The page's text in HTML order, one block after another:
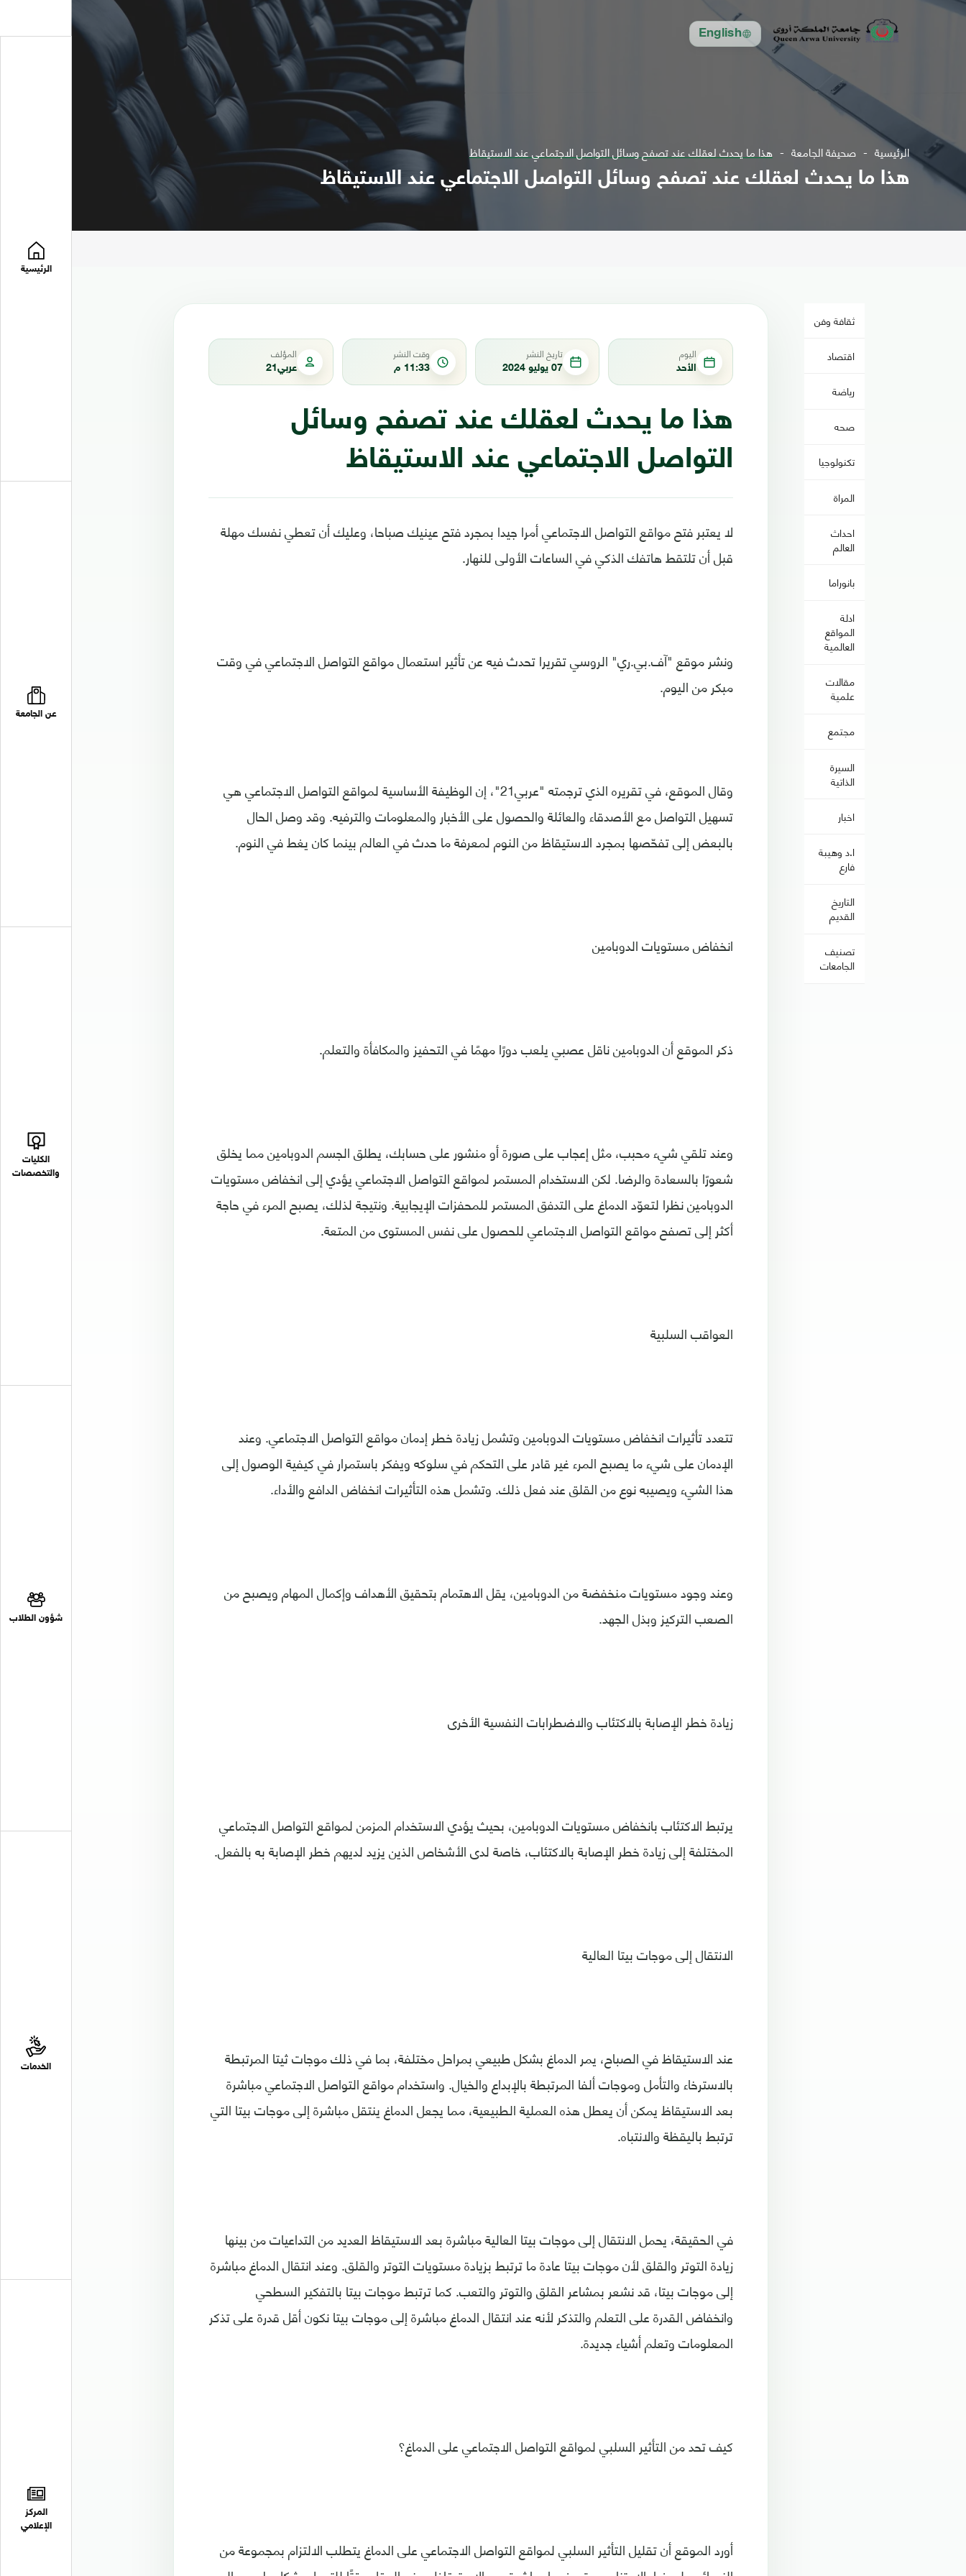
English
الرئيسية
عن الجامعة
الكليات
والتخصصات
شؤون الطلاب
الخدمات
المركز
الإعلامي
الرئيسية صحيفة الجامعة هذا ما يحدث لعقلك عند تصفح وسائل التواصل الاجتماعي عند الاستيقاظ
هذا ما يحدث لعقلك عند تصفح وسائل التواصل الاجتماعي عند الاستيقاظ
ثقافة وفن
اقتصاد
رياضة
صحه
تكنولوجيا
المراة
احداث
العالم
بانوراما
ادلة
المواقع
العالمية
مقالات
علمية
مجتمع
السيرة
الذاتية
اخبار
ا.د وهيبة
فارع
التاريخ
القديم
تصنيف
الجامعات
اليوم
الأحد
تاريخ النشر
07 يوليو 2024
وقت النشر
11:33 م
المؤلف
عربي21
هذا ما يحدث لعقلك عند تصفح وسائل
التواصل الاجتماعي عند الاستيقاظ
لا يعتبر فتح مواقع التواصل الاجتماعي أمرا جيدا بمجرد فتح عينيك صباحا، وعليك أن تعطي نفسك مهلة
قبل أن تلتقط هاتفك الذكي في الساعات الأولى للنهار.
ونشر موقع "آف.بي.ري" الروسي تقريرا تحدث فيه عن تأثير استعمال مواقع التواصل الاجتماعي في وقت
مبكر من اليوم.
وقال الموقع، في تقريره الذي ترجمته "عربي21"، إن الوظيفة الأساسية لمواقع التواصل الاجتماعي هي
تسهيل التواصل مع الأصدقاء والعائلة والحصول على الأخبار والمعلومات والترفيه. وقد وصل الحال
بالبعض إلى تفحّصها بمجرد الاستيقاظ من النوم لمعرفة ما حدث في العالم بينما كان يغط في النوم.
انخفاض مستويات الدوبامين
ذكر الموقع أن الدوبامين ناقل عصبي يلعب دورًا مهمًا في التحفيز والمكافأة والتعلم.
وعند تلقي شيء محبب، مثل إعجاب على صورة أو منشور على حسابك، يطلق الجسم الدوبامين مما يخلق
شعورًا بالسعادة والرضا. لكن الاستخدام المستمر لمواقع التواصل الاجتماعي يؤدي إلى انخفاض مستويات
الدوبامين نظرا لتعوّد الدماغ على التدفق المستمر للمحفزات الإيجابية. ونتيجة لذلك، يصبح المرء في حاجة
أكثر إلى تصفح مواقع التواصل الاجتماعي للحصول على نفس المستوى من المتعة.
العواقب السلبية
تتعدد تأثيرات انخفاض مستويات الدوبامين وتشمل زيادة خطر إدمان مواقع التواصل الاجتماعي. وعند
الإدمان على شيء ما يصبح المرء غير قادر على التحكم في سلوكه ويفكر باستمرار في كيفية الوصول إلى
هذا الشيء ويصيبه نوع من القلق عند فعل ذلك. وتشمل هذه التأثيرات انخفاض الدافع والأداء.
وعند وجود مستويات منخفضة من الدوبامين، يقل الاهتمام بتحقيق الأهداف وإكمال المهام ويصبح من
الصعب التركيز وبذل الجهد.
زيادة خطر الإصابة بالاكتئاب والاضطرابات النفسية الأخرى
يرتبط الاكتئاب بانخفاض مستويات الدوبامين، بحيث يؤدي الاستخدام المزمن لمواقع التواصل الاجتماعي
المختلفة إلى زيادة خطر الإصابة بالاكتئاب، خاصة لدى الأشخاص الذين يزيد لديهم خطر الإصابة به بالفعل.
الانتقال إلى موجات بيتا العالية
عند الاستيقاظ في الصباح، يمر الدماغ بشكل طبيعي بمراحل مختلفة، بما في ذلك موجات ثيتا المرتبطة
بالاسترخاء والتأمل وموجات ألفا المرتبطة بالإبداع والخيال. واستخدام مواقع التواصل الاجتماعي مباشرة
بعد الاستيقاظ يمكن أن يعطل هذه العملية الطبيعية، مما يجعل الدماغ ينتقل مباشرة إلى موجات بيتا التي
ترتبط باليقظة والانتباه.
في الحقيقة، يحمل الانتقال إلى موجات بيتا العالية مباشرة بعد الاستيقاظ العديد من التداعيات من بينها
زيادة التوتر والقلق لأن موجات بيتا عادة ما ترتبط بزيادة مستويات التوتر والقلق. وعند انتقال الدماغ مباشرة
إلى موجات بيتا، قد نشعر بمشاعر القلق والتوتر والتعب. كما ترتبط موجات بيتا بالتفكير السطحي
وانخفاض القدرة على التعلم والتذكر لأنه عند انتقال الدماغ مباشرة إلى موجات بيتا نكون أقل قدرة على تذكر
المعلومات وتعلم أشياء جديدة.
كيف تحد من التأثير السلبي لمواقع التواصل الاجتماعي على الدماغ؟
أورد الموقع أن تقليل التأثير السلبي لمواقع التواصل الاجتماعي على الدماغ يتطلب الالتزام بمجموعة من